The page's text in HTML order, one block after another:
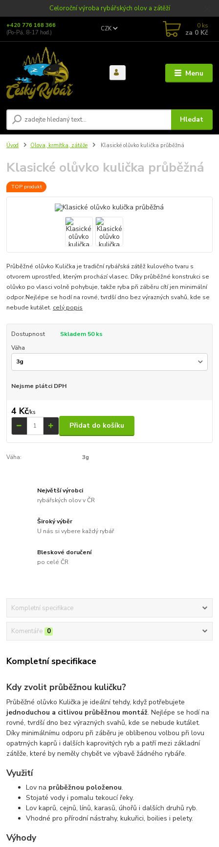
Celoroční výroba rybářských olov a zátěží
Menu
CZK
Hledat
+420 776 168 366
(Po-Pá, 8-17 hod.)
0 ks
za 0 Kč
Úvod Olova, krmítka, zátěže Klasické olůvko kulička průběžná
Klasické olůvko kulička průběžná
TOP produkt
Průběžné olůvko Kulička je tradiční rybářská zátěž kulového tvaru s
otvorem uprostřed, kterým prochází vlasec. Díky průběžné konstrukci se
olůvko po vlasci volně pohybuje, takže ryba při záběru cítí jen minimální
odpor.Nejlépe se hodí na rovné, tvrdší dno bez výrazných svahů, kde se
nebude kutálet. celý popis
Dostupnost
Skladem 50 ks
Váha
Nejsme plátci DPH
4 Kč/ks
Přidat do košíku
Váha: 3g
Největší výrobci
rybářských olov v ČR
Široký výběr
U nás si vybere každý rybář
Bleskové doručení
po celé ČR
Kompletní specifikace
Komentáře 0
Kompletní specifikace
Kdy zvolit průběžnou kuličku?
Průběžné olůvko Kulička je ideální tehdy, když potřebujete
jednoduchou a citlivou průběžnou montáž. Nejlépe se hodí na
rovné, tvrdší dno bez výrazných svahů, kde se nebude kutálet.
Díky minimálnímu odporu při záběru je oblíbenou volbou při lovu
opatrných kaprů i dalších kaprovitých ryb a patří mezi základní
zátěže, které by neměly chybět ve výbavě žádného rybáře.
Využití
Lov na průběžnou položenou.
Stojaté vody i pomalu tekoucí řeky.
Lov kaprů, cejnů, línů, karasů, úhořů i dalších druhů ryb.
Vhodné pro přírodní nástrahy, kukuřici, boilies i pelety.
Výhody